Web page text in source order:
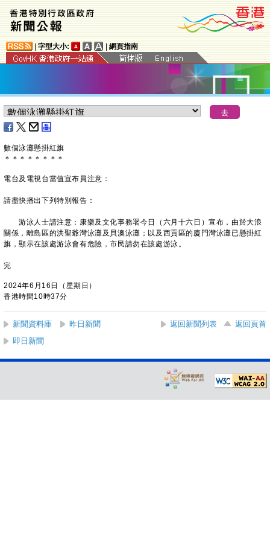
字型大小: 網頁指南
數個泳灘懸掛紅旗
＊ ＊ ＊ ＊ ＊ ＊ ＊ ＊
電台及電視台當值宣布員注意：
請盡快播出下列特別報告：
游泳人士請注意：康樂及文化事務署今日（六月十六日）宣布，由於大浪
關係，離島區的洪聖爺灣泳灘及貝澳泳灘；以及西貢區的廈門灣泳灘已懸掛紅
旗，顯示在該處游泳會有危險，市民請勿在該處游泳。
完
2024年6月16日（星期日）
香港時間10時37分
新聞資料庫 昨日新聞 返回新聞列表
返回頁首
即日新聞